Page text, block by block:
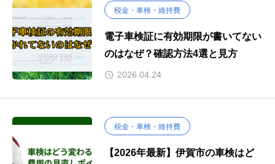
税金・車検・維持費
電子車検証に有効期限が書いてない
のはなぜ？確認方法4選と見方
2026.04.24
税金・車検・維持費
【2026年最新】伊賀市の車検はど